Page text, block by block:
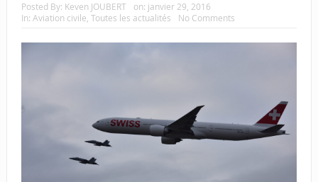
Posted By: Keven JOUBERT on: janvier 29, 2016
In: Aviation civile Toutes les actualités No Comments